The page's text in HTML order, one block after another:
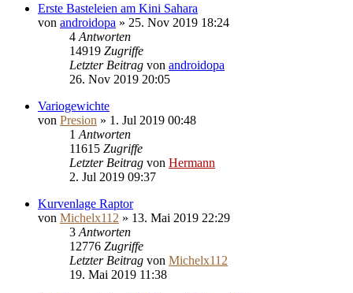
Erste Basteleien am Kini Sahara
von androidopa » 25. Nov 2019 18:24
4 Antworten
14919 Zugriffe
Letzter Beitrag von androidopa
26. Nov 2019 20:05
Variogewichte
von Presion » 1. Jul 2019 00:48
1 Antworten
11615 Zugriffe
Letzter Beitrag von Hermann
2. Jul 2019 09:37
Kurvenlage Raptor
von Michelx112 » 13. Mai 2019 22:29
3 Antworten
12776 Zugriffe
Letzter Beitrag von Michelx112
19. Mai 2019 11:38